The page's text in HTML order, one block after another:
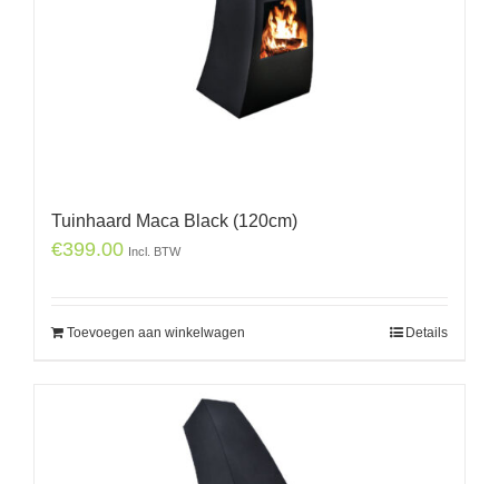
Tuinhaard Maca Black (120cm)
€399.00 Incl. BTW
Toevoegen aan winkelwagen Details